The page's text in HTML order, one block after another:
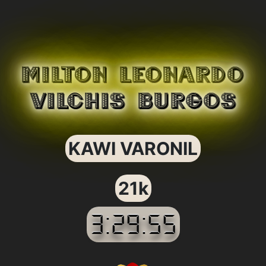
MILTON LEONARDO
VILCHIS BURGOS
KAWI VARONIL
21k
3:29:55